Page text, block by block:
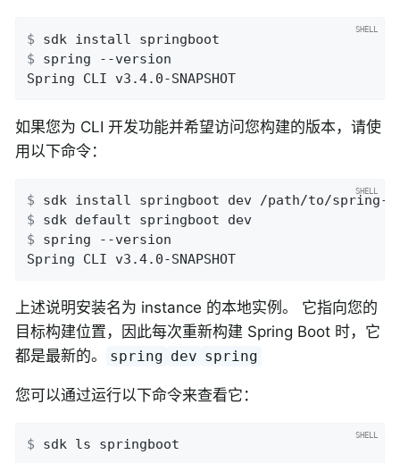
$ sdk install springboot
$ spring --version
Spring CLI v3.4.0-SNAPSHOT
如果您为 CLI 开发功能并希望访问您构建的版本，请使
用以下命令：
$ sdk install springboot dev /path/to/spring-
$ sdk default springboot dev
$ spring --version
Spring CLI v3.4.0-SNAPSHOT
上述说明安装名为 instance 的本地实例。 它指向您的
目标构建位置，因此每次重新构建 Spring Boot 时，它
都是最新的。
spring dev spring
您可以通过运行以下命令来查看它：
$ sdk ls springboot